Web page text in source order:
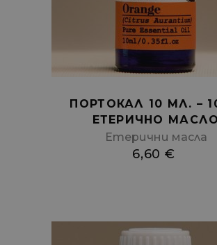
cart
ПОРТОКАЛ 10 МЛ. –
ЕТЕРИЧНО МАСЛО
Етерични масла
6,60€